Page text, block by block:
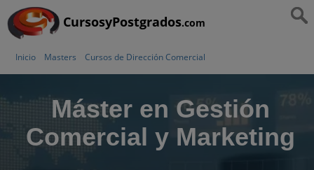
CursosyPostgrados.com
Inicio Masters Cursos de Dirección Comercial
Máster en Gestión
Comercial y Marketing